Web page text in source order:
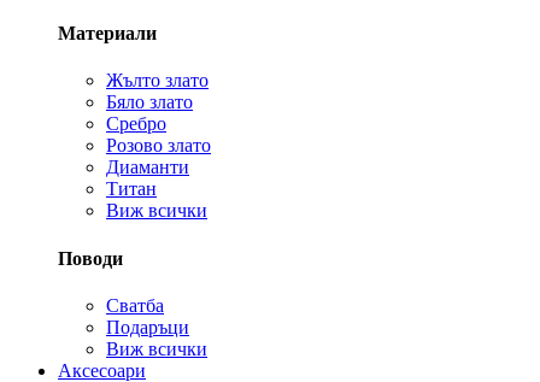
Материали
Жълто злато
Бяло злато
Сребро
Розово злато
Диаманти
Титан
Виж всички
Поводи
Сватба
Подаръци
Виж всички
Аксесоари